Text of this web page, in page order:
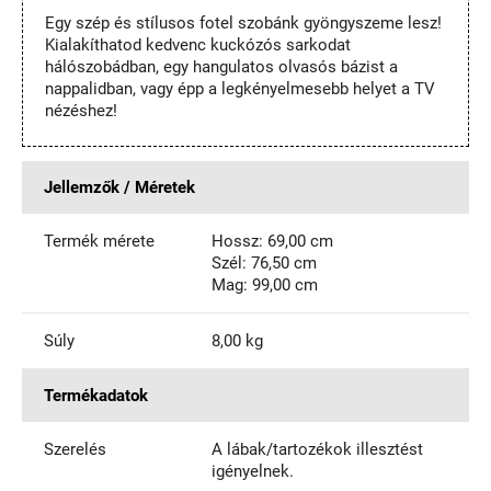
Egy szép és stílusos fotel szobánk gyöngyszeme lesz!
Kialakíthatod kedvenc kuckózós sarkodat
hálószobádban, egy hangulatos olvasós bázist a
nappalidban, vagy épp a legkényelmesebb helyet a TV
nézéshez!
Jellemzők / Méretek
Termék mérete
Hossz: 69,00 cm
Szél: 76,50 cm
Mag: 99,00 cm
Súly 8,00 kg
Termékadatok
Szerelés
A lábak/tartozékok illesztést
igényelnek.